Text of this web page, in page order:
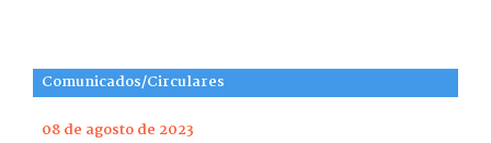
Comunicados/Circulares
08 de agosto de 2023